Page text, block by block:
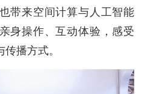
带来空间计算与人工智能
身操作、互动体验，感受
播方式。